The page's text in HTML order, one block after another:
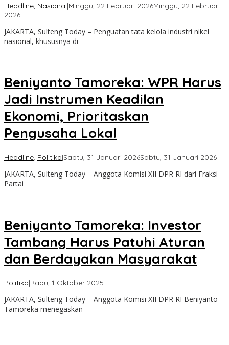
Headline, Nasional|Minggu, 22 Februari 2026Minggu, 22 Februari
2026oleh
Today
JAKARTA, Sulteng Today – Penguatan tata kelola industri nikel
nasional, khususnya di
Beniyanto Tamoreka: WPR Harus
Jadi Instrumen Keadilan
Ekonomi, Prioritaskan
Pengusaha Lokal
Headline, Politika|Sabtu, 31 Januari 2026Sabtu, 31 Januari 2026
JAKARTA, Sulteng Today – Anggota Komisi XII DPR RI dari Fraksi
Partai
Beniyanto Tamoreka: Investor
Tambang Harus Patuhi Aturan
dan Berdayakan Masyarakat
Politika|Rabu, 1 Oktober 2025
Today
JAKARTA, Sulteng Today – Anggota Komisi XII DPR RI Beniyanto
Tamoreka menegaskan